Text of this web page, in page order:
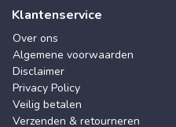
Klantenservice
Over ons
Algemene voorwaarden
Disclaimer
Privacy Policy
Veilig betalen
Verzenden & retourneren